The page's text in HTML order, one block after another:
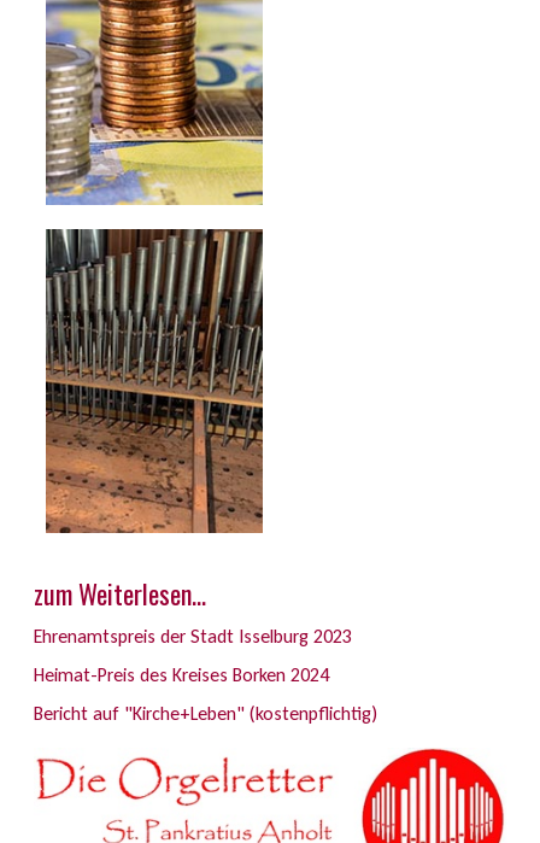
zum Weiterlesen...
Ehrenamtspreis der Stadt Isselburg 2023
Heimat-Preis des Kreises Borken 2024
Bericht auf "Kirche+Leben" (kostenpflichtig)